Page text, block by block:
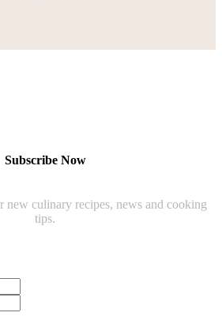
Subscribe Now
new culinary recipes, news and cooking
tips.